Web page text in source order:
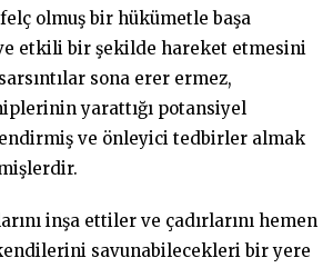
olmuş bir hükümetle başa
etkili bir şekilde hareket etmesini
sona erer ermez,
yarattığı potansiyel
ve önleyici tedbirler almak
inşa ettiler ve çadırlarını hemen
savunabilecekleri bir yere